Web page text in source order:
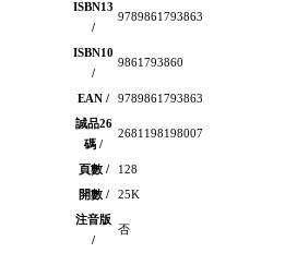
ISBN13
/
9789861793863
ISBN10
/
9861793860
EAN /
9789861793863
誠品26
碼 /
2681198198007
頁數 /
128
開數 /
25K
注音版
/
否